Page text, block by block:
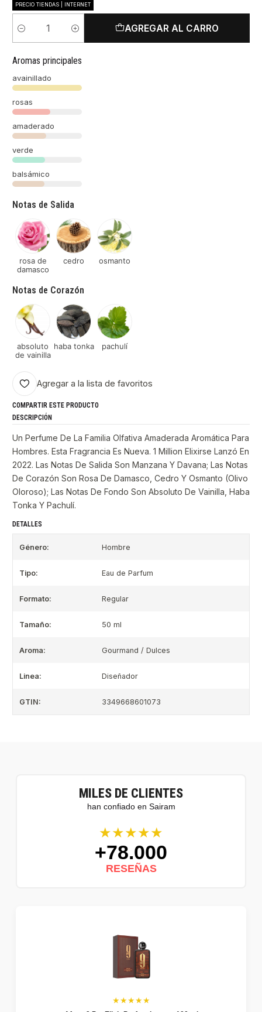
PRECIO TIENDAS | INTERNET
Cantidad
AGREGAR AL CARRO
Aromas principales
avainillado
rosas
amaderado
verde
balsámico
Notas de Salida
rosa de
damasco
cedro osmanto
Notas de Corazón
absoluto
de vainilla
haba tonka pachulí
Agregar a la lista de favoritos
COMPARTIR ESTE PRODUCTO
DESCRIPCIÓN
Un Perfume De La Familia Olfativa Amaderada Aromática Para
Hombres. Esta Fragrancia Es Nueva. 1 Million Elixirse Lanzó En
2022. Las Notas De Salida Son Manzana Y Davana; Las Notas
De Corazón Son Rosa De Damasco, Cedro Y Osmanto (Olivo
Oloroso); Las Notas De Fondo Son Absoluto De Vainilla, Haba
Tonka Y Pachulí.
DETALLES
Género: Hombre
Tipo: Eau de Parfum
Formato: Regular
Tamaño: 50 ml
Aroma: Gourmand / Dulces
Linea: Diseñador
GTIN: 3349668601073
MILES DE CLIENTES
han confiado en Sairam
★★★★★
+78.000
RESEÑAS
★★★★★